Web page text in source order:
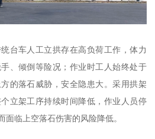
台车人工立拱存在高负荷工作，体力
、倾倒等险况；作业时工人始终处于
的落石威胁，安全隐患大。采用拱架
立架工序持续时间降低，作业人员停
面临上空落石伤害的风险降低。